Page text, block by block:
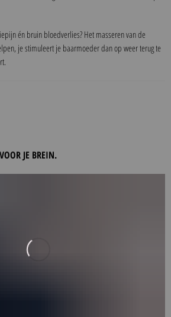
én bruin bloedverlies? Het masseren van de
je stimuleert je baarmoeder dan op weer terug te
JE BREIN.